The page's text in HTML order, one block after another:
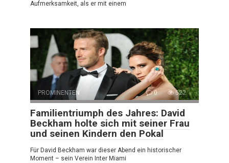
Aufmerksamkeit, als er mit einem
PROMINENTEN 0 522
Familientriumph des Jahres: David
Beckham holte sich mit seiner Frau
und seinen Kindern den Pokal
Für David Beckham war dieser Abend ein historischer
Moment – sein Verein Inter Miami